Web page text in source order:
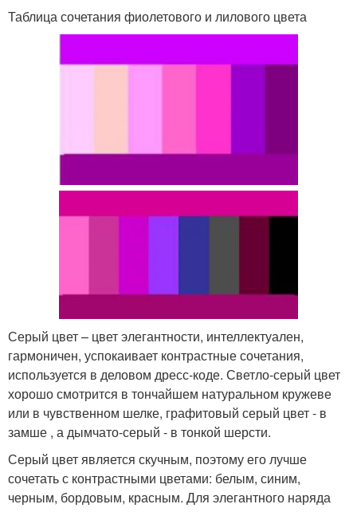
Таблица сочетания фиолетового и лилового цвета
Серый цвет – цвет элегантности, интеллектуален,
гармоничен, успокаивает контрастные сочетания,
используется в деловом дресс-коде. Светло-серый цвет
хорошо смотрится в тончайшем натуральном кружеве
или в чувственном шелке, графитовый серый цвет - в
замше , а дымчато-серый - в тонкой шерсти.
Серый цвет является скучным, поэтому его лучше
сочетать с контрастными цветами: белым, синим,
черным, бордовым, красным. Для элегантного наряда